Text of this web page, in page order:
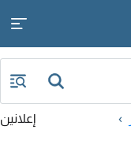
إعلانين